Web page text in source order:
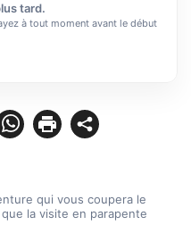
qui vous coupera le
la visite en parapente
tard.
à tout moment avant le début